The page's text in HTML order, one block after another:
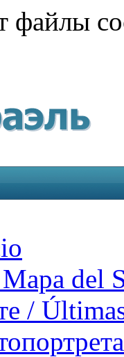
файлы
Mapa del
/